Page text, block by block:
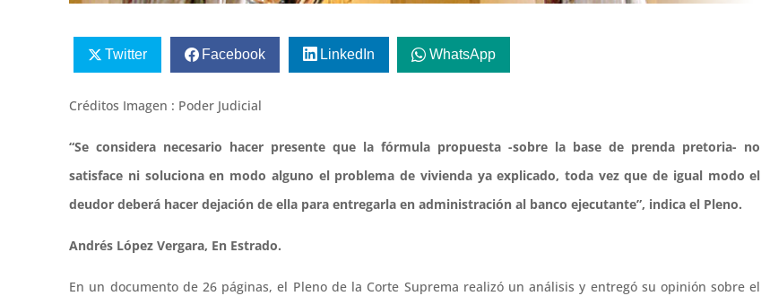
Twitter Facebook LinkedIn WhatsApp
Créditos Imagen : Poder Judicial
“Se considera necesario hacer presente que la fórmula propuesta -sobre la base de prenda pretoria- no
satisface ni soluciona en modo alguno el problema de vivienda ya explicado, toda vez que de igual modo el
deudor deberá hacer dejación de ella para entregarla en administración al banco ejecutante”, indica el Pleno.
Andrés López Vergara, En Estrado.
En un documento de 26 páginas, el Pleno de la Corte Suprema realizó un análisis y entregó su opinión sobre el